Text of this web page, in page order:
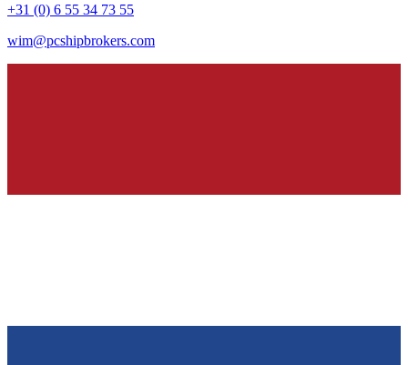
+31 (0) 6 55 34 73 55
wim@pcshipbrokers.com